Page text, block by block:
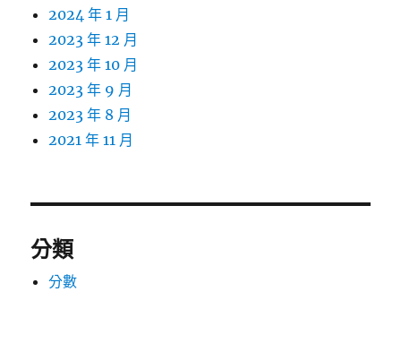
2024 年 1 月
2023 年 12 月
2023 年 10 月
2023 年 9 月
2023 年 8 月
2021 年 11 月
分類
分數